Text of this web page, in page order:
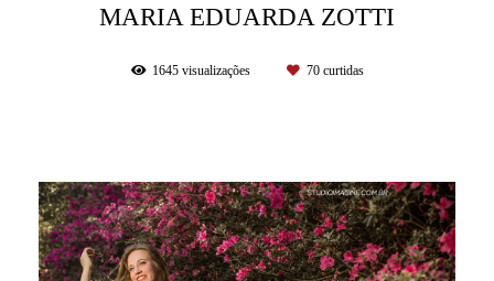
MARIA EDUARDA ZOTTI
1645visualizações 70curtidas